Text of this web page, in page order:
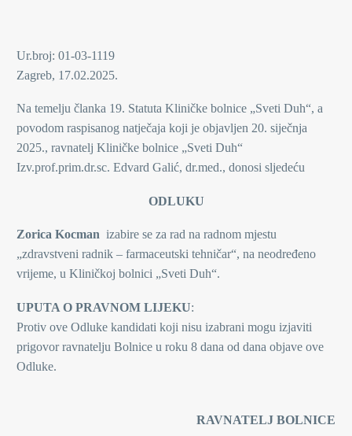
Ur.broj: 01-03-1119
Zagreb, 17.02.2025.
Na temelju članka 19. Statuta Kliničke bolnice „Sveti Duh“, a
povodom raspisanog natječaja koji je objavljen 20. siječnja
2025., ravnatelj Kliničke bolnice „Sveti Duh“
Izv.prof.prim.dr.sc. Edvard Galić, dr.med., donosi sljedeću
ODLUKU
Zorica Kocman izabire se za rad na radnom mjestu
„zdravstveni radnik – farmaceutski tehničar“, na neodređeno
vrijeme, u Kliničkoj bolnici „Sveti Duh“.
UPUTA O PRAVNOM LIJEKU:
Protiv ove Odluke kandidati koji nisu izabrani mogu izjaviti
prigovor ravnatelju Bolnice u roku 8 dana od dana objave ove
Odluke.
RAVNATELJ BOLNICE